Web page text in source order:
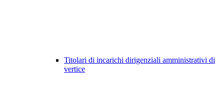
Titolari di incarichi dirigenziali amministrativi di
vertice